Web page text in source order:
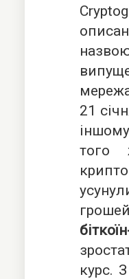
21
того
курс.